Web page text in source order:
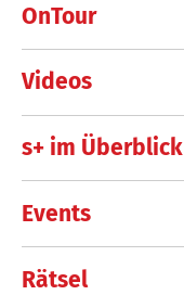
OnTour
Videos
s+ im Überblick
Events
Rätsel